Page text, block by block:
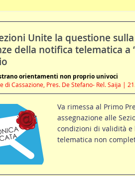
il contratto di conto corrente
Unite la questione
della notifica telematica a
orientamenti non proprio univoci
di Cassazione, Pres. De Stefano- Rel. Saija |
Va rimessa al Primo
assegnazione alle
condizioni di validità e
telematica non